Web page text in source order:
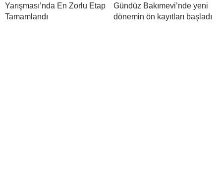
Yarışması’nda En Zorlu Etap
Tamamlandı
Gündüz Bakımevi’nde yeni
dönemin ön kayıtları başladı